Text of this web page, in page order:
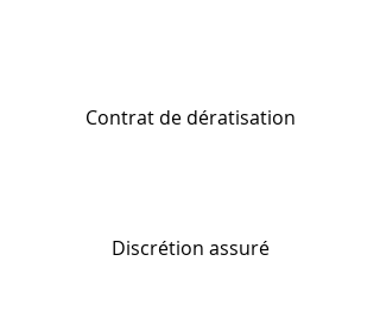
Contrat de dératisation
Discrétion assuré